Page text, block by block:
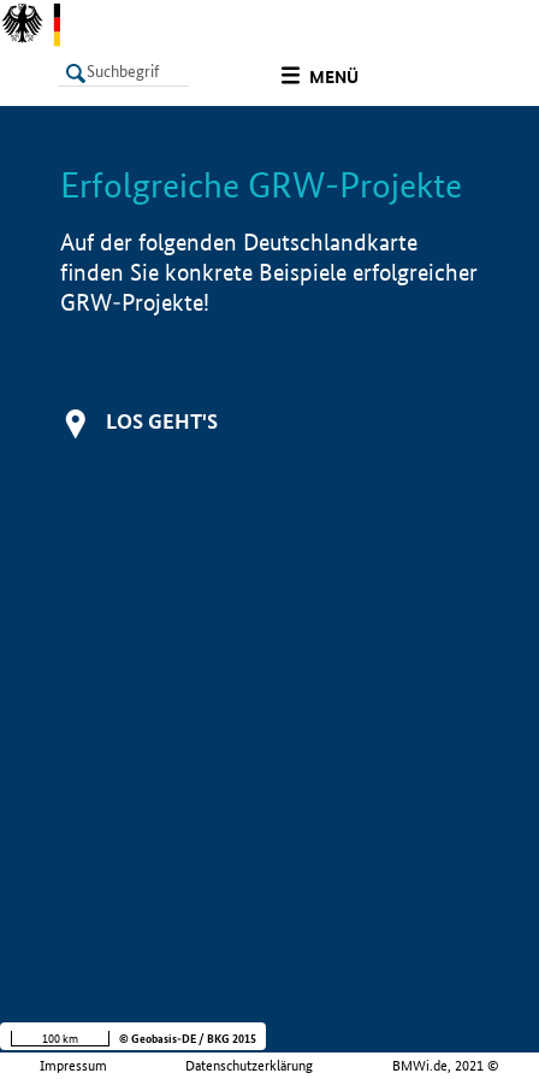
MENÜ
LISTE Info
Erfolgreiche GRW-Projekte
Auf der folgenden Deutschlandkarte
finden Sie konkrete Beispiele erfolgreicher
GRW-Projekte!
LOS GEHT'S
Impressum Datenschutzerklärung BMWi.de, 2021 ©
100 km © Geobasis-DE / BKG 2015